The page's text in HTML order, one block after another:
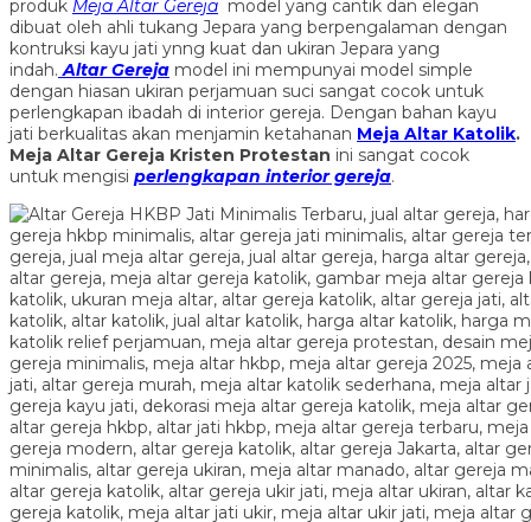
produk Meja Altar Gereja model yang cantik dan elegan
dibuat oleh ahli tukang Jepara yang berpengalaman dengan
kontruksi kayu jati ynng kuat dan ukiran Jepara yang
indah. Altar Gereja model ini mempunyai model simple
dengan hiasan ukiran perjamuan suci sangat cocok untuk
perlengkapan ibadah di interior gereja. Dengan bahan kayu
jati berkualitas akan menjamin ketahanan Meja Altar Katolik.
Meja Altar Gereja Kristen Protestan ini sangat cocok
untuk mengisi perlengkapan interior gereja.